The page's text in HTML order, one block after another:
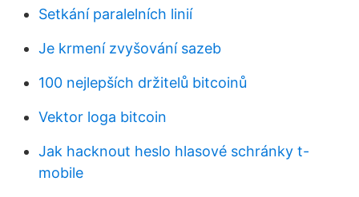
Setkání paralelních linií
Je krmení zvyšování sazeb
100 nejlepších držitelů bitcoinů
Vektor loga bitcoin
Jak hacknout heslo hlasové schránky t-
mobile